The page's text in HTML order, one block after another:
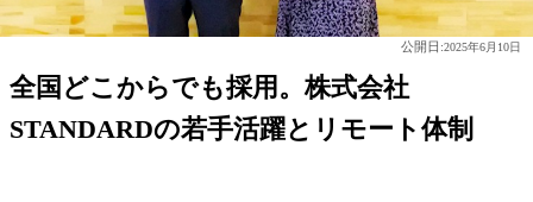
公開日:2025年6月10日
全国どこからでも採用。株式会社
STANDARDの若手活躍とリモート体制